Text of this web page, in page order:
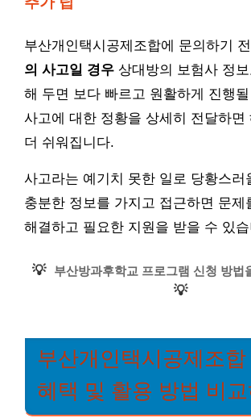
부산개인택시공제조합에 문의하기
의 사고일 경우 상대방의 보험사 정
해 두면 보다 빠르고 원활하게 진행
사고에 대한 정황을 상세히 전달하면
더 쉬워집니다.
사고라는 예기치 못한 일로 당황스러
충분한 정보를 가지고 접근하면 문제
해결하고 필요한 지원을 받을 수 있
💡 부산방과후학교 프로그램 신청 방법
💡
부산개인택시공제조합
혜택 및 활용 방법 비교